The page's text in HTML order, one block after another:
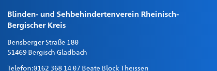
Blinden- und Sehbehindertenverein Rheinisch-
Bergischer Kreis
Bensberger Straße 180
51469 Bergisch Gladbach
Telefon:0162 368 14 07 Beate Block Theissen